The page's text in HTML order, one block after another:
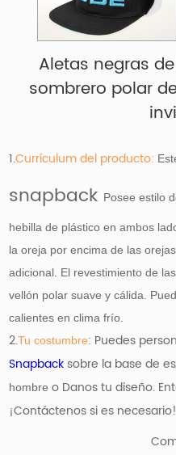
Aletas negras
sombrero polar
1.Currículum del producto:
snapback Posee estilo
hebilla de plástico en ambos
la oreja por encima de las
adicional. El revestimiento de
vellón polar suave y cálida.
calientes en clima frío.
2.Tu costumbre: Puedes
Snapbacksobre la base de
hombre o Danos tu diseño.
¡Contáctenos si es necesario!